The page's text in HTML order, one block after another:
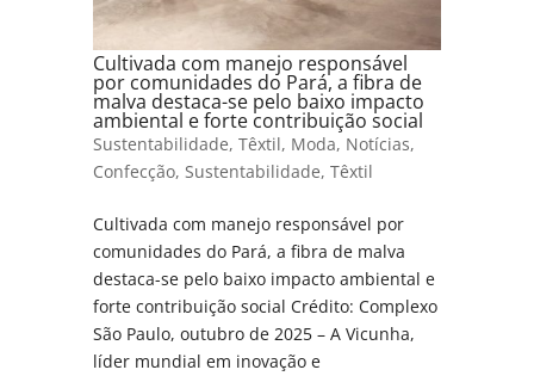
Cultivada com manejo responsável
por comunidades do Pará, a fibra de
malva destaca-se pelo baixo impacto
ambiental e forte contribuição social
Sustentabilidade,Têxtil, Moda, Notícias,
Confecção,Sustentabilidade,Têxtil
Cultivada com manejo responsável por
comunidades do Pará, a fibra de malva
destaca-se pelo baixo impacto ambiental e
forte contribuição social Crédito: Complexo
São Paulo, outubro de 2025 – A Vicunha,
líder mundial em inovação e